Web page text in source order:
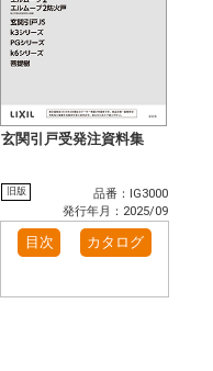
玄関引戸受発注資料集
旧版
品番：IG3000
発行年月：2025/09
目次 カタログ